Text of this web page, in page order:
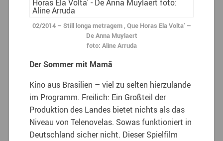
02/2014 – Still longa metragem ‚ Que Horas Ela Volta‘ –
De Anna Muylaert
foto: Aline Arruda
Der Sommer mit Mamã
Kino aus Brasilien – viel zu selten hierzulande
im Programm. Freilich: Ein Großteil der
Produktion des Landes bietet nichts als das
Niveau von Telenovelas. Sowas funktioniert in
Deutschland sicher nicht. Dieser Spielfilm